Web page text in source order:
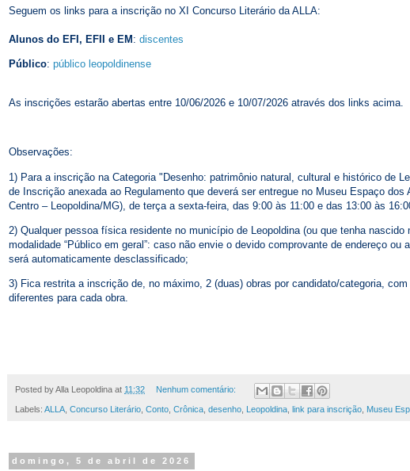
Seguem os links para a inscrição no XI Concurso Literário da ALLA:
Alunos do EFI, EFII e EM: discentes
Público: público leopoldinense
As inscrições estarão abertas entre 10/06/2026 e 10/07/2026 através dos links acima.
Observações:
1) Para a inscrição na Categoria "Desenho: patrimônio natural, cultural e histórico de
de Inscrição anexada ao Regulamento que deverá ser entregue no Museu Espaço dos
Centro – Leopoldina/MG), de terça a sexta-feira, das 9:00 às 11:00 e das 13:00 às
2) Qualquer pessoa física residente no município de Leopoldina (ou que tenha
modalidade “Público em geral”: caso não envie o devido comprovante de endereço ou
será automaticamente desclassificado;
3) Fica restrita a inscrição de, no máximo, 2 (duas) obras por candidato/categoria,
diferentes para cada obra.
Posted byAlla Leopoldina at 11:32 Nenhum comentário:
Labels: ALLA Concurso Literário Conto Crônica desenho Leopoldina link para inscrição Museu
domingo, 5 de abril de 2026